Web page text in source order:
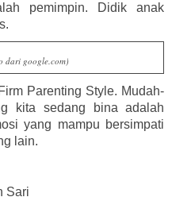
pemimpin. Didik anak
dari google.com)
Parenting Style. Mudah-
kita sedang bina adalah
yang mampu bersimpati
lain.
Sari